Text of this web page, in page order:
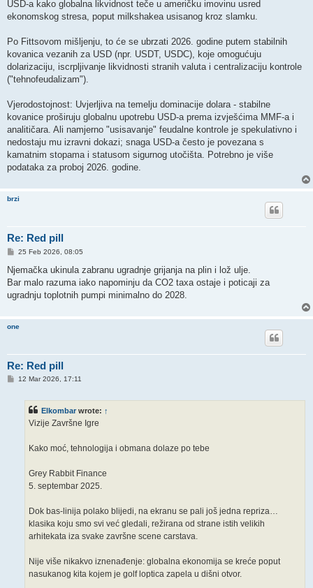
USD-a kako globalna likvidnost teče u američku imovinu usred
ekonomskog stresa, poput milkshakea usisanog kroz slamku.
Po Fittsovom mišljenju, to će se ubrzati 2026. godine putem stabilnih
kovanica vezanih za USD (npr. USDT, USDC), koje omogućuju
dolarizaciju, iscrpljivanje likvidnosti stranih valuta i centralizaciju kontrole
("tehnofeudalizam").
Vjerodostojnost: Uvjerljiva na temelju dominacije dolara - stabilne
kovanice proširuju globalnu upotrebu USD-a prema izvješćima MMF-a i
analitičara. Ali namjerno "usisavanje" feudalne kontrole je spekulativno i
nedostaju mu izravni dokazi; snaga USD-a često je povezana s
kamatnim stopama i statusom sigurnog utočišta. Potrebno je više
podataka za proboj 2026. godine.
brzi
Re: Red pill
P
s
25 Feb 2026, 08:05
Njemačka ukinula zabranu ugradnje grijanja na plin i lož ulje.
Bar malo razuma iako napominju da CO2 taxa ostaje i poticaji za
ugradnju toplotnih pumpi minimalno do 2028.
one
Re: Red pill
P12 Mar 2026, 17:11
Elkombar wrote: ↑
Vizije Završne Igre
Kako moć, tehnologija i obmana dolaze po tebe
Grey Rabbit Finance
5. septembar 2025.
Dok bas-linija polako blijedi, na ekranu se pali još jedna repriza…
klasika koju smo svi već gledali, režirana od strane istih velikih
arhitekata iza svake završne scene carstava.
Nije više nikakvo iznenađenje: globalna ekonomija se kreće poput
nasukanog kita kojem je golf loptica zapela u dišni otvor.